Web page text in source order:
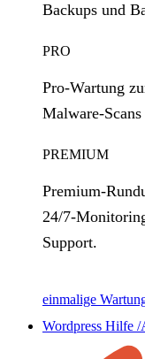
Backups und
PRO
Pro‑Wartung
PREMIUM
24/
Support.
einmalige
Wordpress Hilfe /